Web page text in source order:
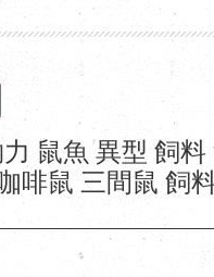
鼠魚 異型 飼
啡鼠 三間鼠 飼